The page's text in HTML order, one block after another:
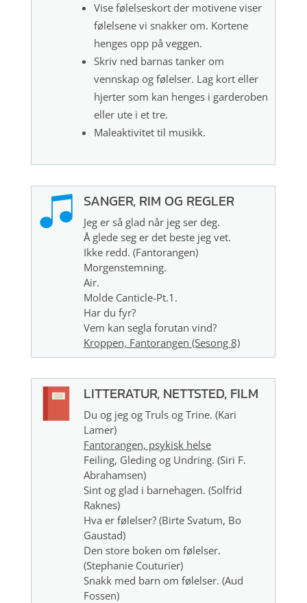
Vise følelseskort der motivene viser
følelsene vi snakker om. Kortene
henges opp på veggen.
Skriv ned barnas tanker om
vennskap og følelser. Lag kort eller
hjerter som kan henges i garderoben
eller ute i et tre.
Maleaktivitet til musikk.
SANGER, RIM OG REGLER
Jeg er så glad når jeg ser deg.
Å glede seg er det beste jeg vet.
Ikke redd. (Fantorangen)
Morgenstemning.
Air.
Molde Canticle-Pt.1.
Har du fyr?
Vem kan segla forutan vind?
Kroppen, Fantorangen (Sesong 8)
LITTERATUR, NETTSTED, FILM
Du og jeg og Truls og Trine. (Kari
Lamer)
Fantorangen, psykisk helse
Feiling, Gleding og Undring. (Siri F.
Abrahamsen)
Sint og glad i barnehagen. (Solfrid
Raknes)
Hva er følelser? (Birte Svatum, Bo
Gaustad)
Den store boken om følelser.
(Stephanie Couturier)
Snakk med barn om følelser. (Aud
Fossen)